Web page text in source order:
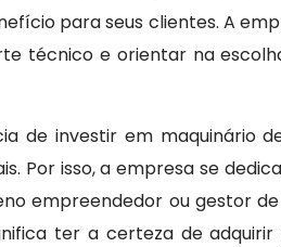
para seus clientes. A
técnico e orientar na
de investir em maquinário
Por isso, a empresa se
empreendedor ou gestor
ter a certeza de